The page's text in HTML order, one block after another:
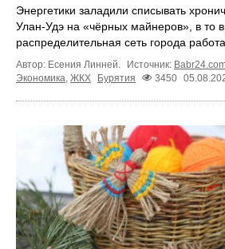
Энергетики заладили списывать
Улан-Удэ на «чёрных майнеров», в то
распределительная сеть города
Автор: Есения Линней. Источник:
Экономика, ЖКХ Бурятия 3450